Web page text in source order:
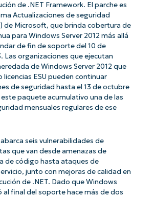
de .NET Framework. El parche es
Actualizaciones de seguridad
de Microsoft, que brinda cobertura de
para Windows Server 2012 más allá
de fin de soporte del 10 de
Las organizaciones que ejecutan
de Windows Server 2012 que
ESU pueden continuar
de seguridad hasta el 13 de octubre
paquete acumulativo una de las
mensuales regulares de ese
seis vulnerabilidades de
que van desde amenazas de
de código hasta ataques de
junto con mejoras de calidad en
de .NET. Dado que Windows
al final del soporte hace más de dos